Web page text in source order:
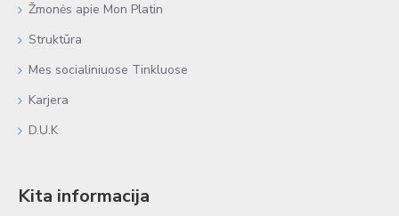
Žmonės apie Mon Platin
Struktūra
Mes socialiniuose Tinkluose
Karjera
D.U.K
Kita informacija